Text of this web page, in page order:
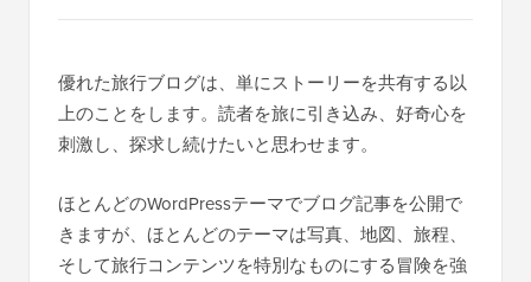
優れた旅行ブログは、単にストーリーを共有する以
上のことをします。読者を旅に引き込み、好奇心を
刺激し、探求し続けたいと思わせます。
ほとんどのWordPressテーマでブログ記事を公開で
きますが、ほとんどのテーマは写真、地図、旅程、
そして旅行コンテンツを特別なものにする冒険を強